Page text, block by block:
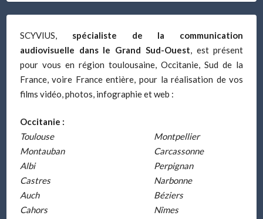
SCYVIUS, spécialiste de la communication
audiovisuelle dans le Grand Sud-Ouest , est présent
pour vous en région toulousaine, Occitanie, Sud de la
France, voire France entière, pour la réalisation de vos
films vidéo, photos, infographie et web :
Occitanie :
Toulouse
Montauban
Albi
Castres
Auch
Cahors
Montpellier
Carcassonne
Perpignan
Narbonne
Béziers
Nîmes